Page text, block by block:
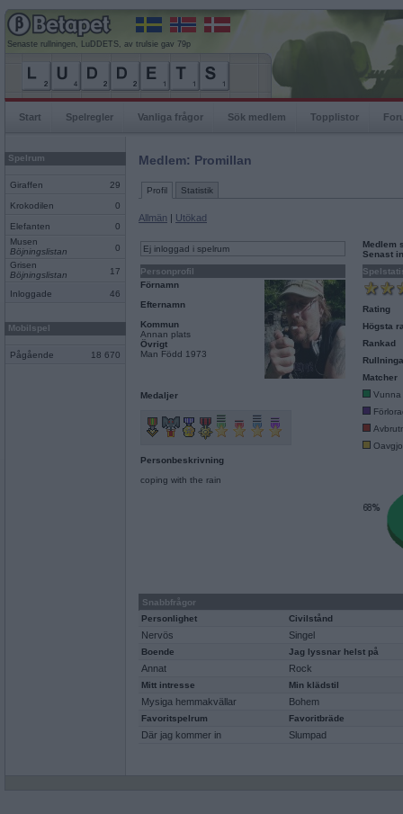
Senaste rullningen, LuDDETS, av trulsie gav 79p
Start Spelregler Vanliga frågor Sök medlem Topplistor
Spelrum
Giraffen 29
Krokodilen 0
Elefanten
0
Musen
Böjningslistan
0
Grisen
Böjningslistan
17
Inloggade 46
Mobilspel
Pågående 18 670
Medlem: Promillan
Profil Statistik
Allmän | Utökad
Ej inloggad i spelrum
Personprofil
Förnamn
Efternamn
Kommun
Annan plats
Övrigt
Man Född 1973
Medaljer
Personbeskrivning
coping with the rain
Medlem
Senast
Rating
Högsta
Rankad
Matcher
Vunna
Snabbfrågor
Personlighet
Civilstånd
Nervös Singel
Boende Jag lyssnar helst på
Annat Rock
Mitt intresse Min klädstil
Mysiga hemmakvällar Bohem
Favoritspelrum Favoritbräde
Där jag kommer in Slumpad